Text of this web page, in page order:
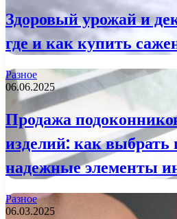
Здоровый урожай и
где и как купить
Разное
06.06.2025
Продажа
изделий: как выбрать
надежные элементы
Разное
06.03.2025